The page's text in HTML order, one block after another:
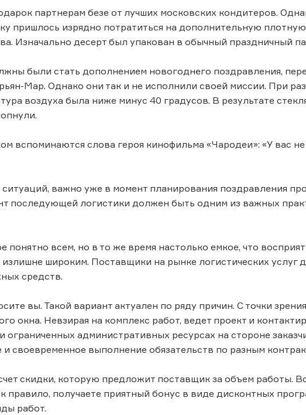
партнерам безе от лучших московских кондитеров.
пришлось изрядно потратиться на дополнительную плотную
Изначально десерт был упакован в обычный праздничный
были стать дополнением новогоднего поздравления,
Мар. Однако они так и не исполнили своей миссии. При
воздуха была ниже минус 40 градусов. В результате
вспоминаются слова героя кинофильма «Чародеи»: «У вас
важно уже в момент планирования поздравления
последующей логистики должен быть одним из важных
понятно всем, но в то же время настолько емкое, что
излишне широким. Поставщики на рынке логистических услуг
средств.
вы. Такой вариант актуален по ряду причин. С точки
окна. Невзирая на комплекс работ, ведет проект и
ограниченных административных ресурсах на стороне
и своевременное выполнение обязательств по разным
скидки, которую предложит поставщик за объем работы.
правило, получаете приятный бонус в виде дисконтных
работ.